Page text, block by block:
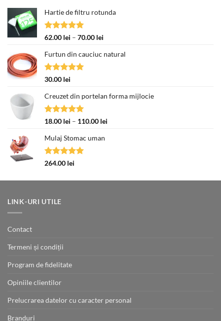
Hartie de filtru rotunda
Evaluat la
62.00 lei – 70.00 lei
prețuri:
70.00 lei
Furtun din cauciuc natural
Evaluat la
30.00 lei
Creuzet din portelan forma mijlocie
Evaluat la
18.00 lei – 110.00 lei
Mulaj Stomac uman
Evaluat la
264.00 lei
LINK-URI UTILE
Contact
Termeni și condiții
Program de fidelitate
Opiniile clientilor
Prelucrarea datelor cu caracter personal
Branduri